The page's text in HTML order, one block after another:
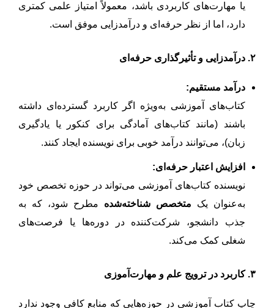
یا مهارت‌های کاربردی باشد، معمولاً امتیاز علمی کمتری
دارد، اما از نظر حرفه‌ای و درآمدزایی موفق است.
۲. درآمدزایی و تأثیرگذاری حرفه‌ای
درآمد مستقیم:
کتاب‌های آموزشی به‌ویژه اگر کاربرد گسترده‌ای داشته
باشند (مانند کتاب‌های آمادگی برای کنکور یا یادگیری
زبان)، می‌توانند درآمد خوبی برای نویسنده ایجاد کنند.
افزایش اعتبار حرفه‌ای:
نویسنده کتاب‌های آموزشی می‌تواند در حوزه تخصص خود
به‌عنوان یک متخصص شناخته‌شده مطرح شود، که به
جذب دانشجو، شرکت‌کننده در دوره‌ها یا فرصت‌های
شغلی کمک می‌کند.
۳. کاربرد در ترویج علم و مهارت‌آموزی
چاپ کتاب آموزشی در حوزه‌هایی که منابع کافی وجود ندارد